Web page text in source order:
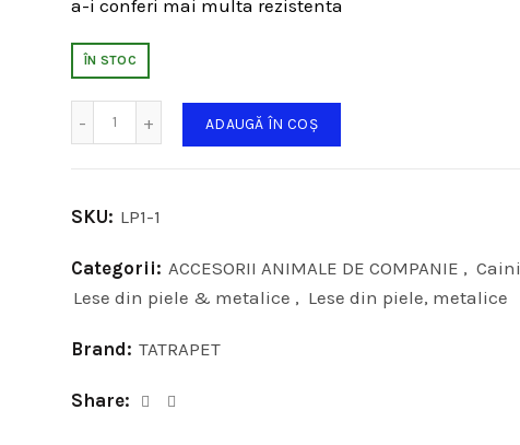
a-i conferi mai multa rezistenta
ÎN STOC
ADAUGĂ ÎN COȘ
SKU: LP1-1
Categorii: ACCESORII ANIMALE DE COMPANIE , Caini
Lese din piele & metalice , Lese din piele, metalice
Brand: TATRAPET
Share